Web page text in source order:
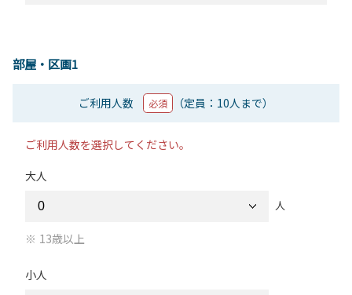
部屋・区画1
ご利用人数 必須 （定員：10人まで）
ご利用人数を選択してください。
大人
人
13歳以上
小人